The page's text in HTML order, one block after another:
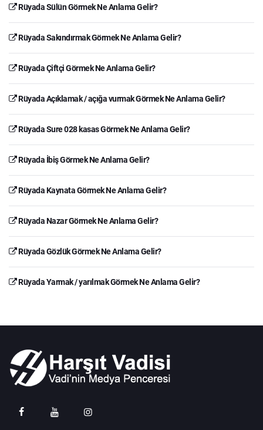
Rüyada Sülün Görmek Ne Anlama Gelir?
Rüyada Sakındırmak Görmek Ne Anlama Gelir?
Rüyada Çiftçi Görmek Ne Anlama Gelir?
Rüyada Açıklamak / açığa vurmak Görmek Ne Anlama Gelir?
Rüyada Sure 028 kasas Görmek Ne Anlama Gelir?
Rüyada İbiş Görmek Ne Anlama Gelir?
Rüyada Kaynata Görmek Ne Anlama Gelir?
Rüyada Nazar Görmek Ne Anlama Gelir?
Rüyada Gözlük Görmek Ne Anlama Gelir?
Rüyada Yarmak / yarılmak Görmek Ne Anlama Gelir?